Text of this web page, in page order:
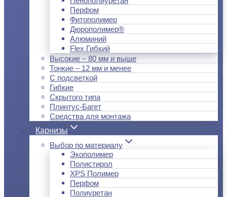
Перфом
Фитополимер
Дюрополимер®
Алюминий
Flex Гибкий
Высокие – 80 мм и выше
Тонкие – 12 мм и менее
С подсветкой
Гибкие
Скрытого типа
Плинтус-Багет
Средства для монтажа
Карнизы
Выбор по материалу
Экополимер
Полистирол
XPS Полимер
Перфом
Полиуретан